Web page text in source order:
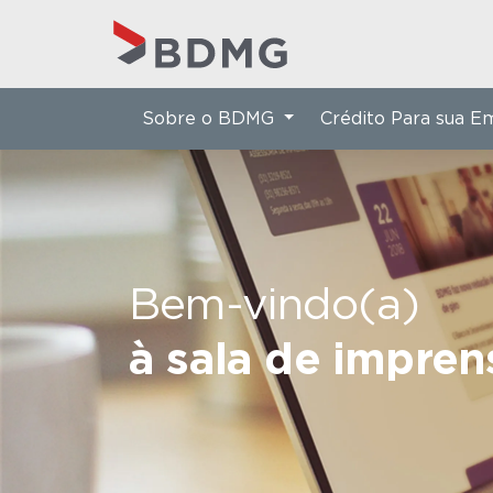
Bem-vindo(a)
à sala de
Sobre o BDMG Crédito Para sua